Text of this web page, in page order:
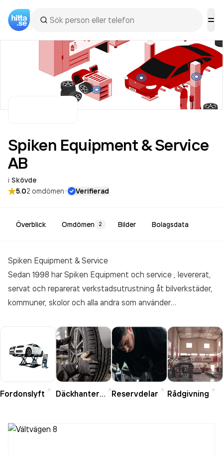
Spiken Equipment & Service
AB
i Skövde
5.02 omdömen· Verifierad
Överblick Omdömen 2 Bilder Bolagsdata
Spiken Equipment & Service
Sedan 1998 har Spiken Equipment och service , levererat,
servat och reparerat verkstadsutrustning åt bilverkstäder,
kommuner, skolor och alla andra som använder
Fordonslyft Däckhantering Reservdelar Rådgivning